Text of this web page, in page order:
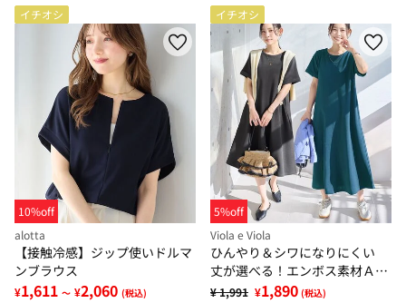
イチオシ
10%off
alotta
【接触冷感】ジップ使いドルマ
ンブラウス
¥1,611 ～ ¥2,060 (税込)
イチオシ
5%off
Viola e Viola
ひんやり＆シワになりにくい
丈が選べる！エンボス素材Ａラ
インワンピース
¥ 1,991 ¥1,890 (税込)